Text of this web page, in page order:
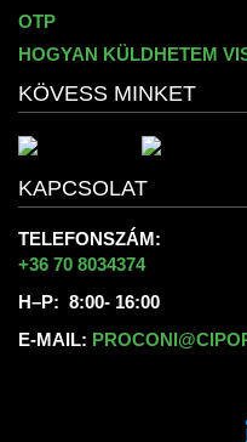
OTP
HOGYAN KÜLDHETEM
KÖVESS MINKET
KAPCSOLAT
TELEFONSZÁM:
+36 70 8034374
H–P: 8:00- 16:00
E-MAIL: